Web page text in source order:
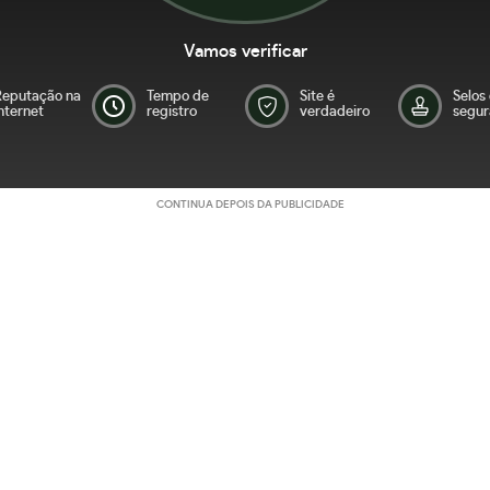
Vamos verificar
na
Tempo de
registro
Site é
verdadeiro
Selos
CONTINUA DEPOIS DA PUBLICIDADE